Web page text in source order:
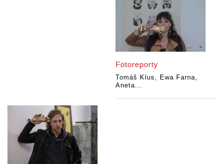
Fotoreporty
Tomáš Klus, Ewa Farna,
Aneta...